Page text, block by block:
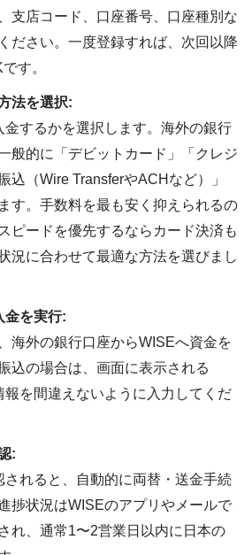
支店コード、口座番号、口座種別な
ださい。一度登録すれば、次回以降
す。
法を選択:
するかを選択します。海外の銀行
般的に「デビットカード」「クレジ
込（Wire TransferやACHなど）」
す。手数料を最も安く抑えられるの
ピードを優先するならカード決済も
況に合わせて最適な方法を選びまし
金を実行:
海外の銀行口座からWISEへ資金を
込の場合は、画面に表示される
を間違えないように入力してくだ
:
れると、自動的に両替・送金手続
捗状況はWISEのアプリやメールで
れ、通常1〜2営業日以内に日本の